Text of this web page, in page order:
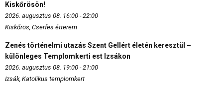
Kiskőrösön!
2026. augusztus 08. 16:00 - 22:00
Kiskőrös, Cserfes étterem
Zenés történelmi utazás Szent Gellért életén keresztül –
különleges Templomkerti est Izsákon
2026. augusztus 08. 19:00 - 21:00
Izsák, Katolikus templomkert